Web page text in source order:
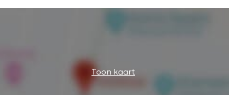
Toon kaart